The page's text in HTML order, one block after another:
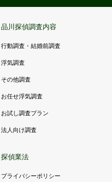
品川探偵調査内容
行動調査・結婚前調査
浮気調査
その他調査
お任せ浮気調査
お試し調査プラン
法人向け調査
探偵業法
プライバシーポリシー